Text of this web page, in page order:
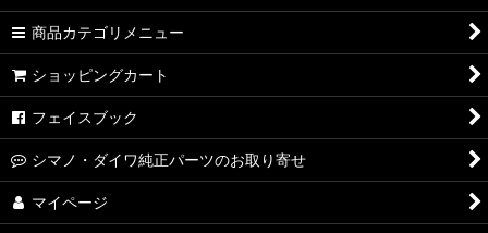
商品カテゴリメニュー
ショッピングカート
フェイスブック
シマノ・ダイワ純正パーツのお取り寄せ
マイページ